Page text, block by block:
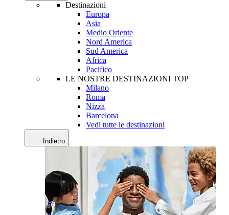
Destinazioni
Europa
Asia
Medio Oriente
Nord America
Sud America
Africa
Pacifico
LE NOSTRE DESTINAZIONI TOP
Milano
Roma
Nizza
Barcelona
Vedi tutte le destinazioni
Indietro